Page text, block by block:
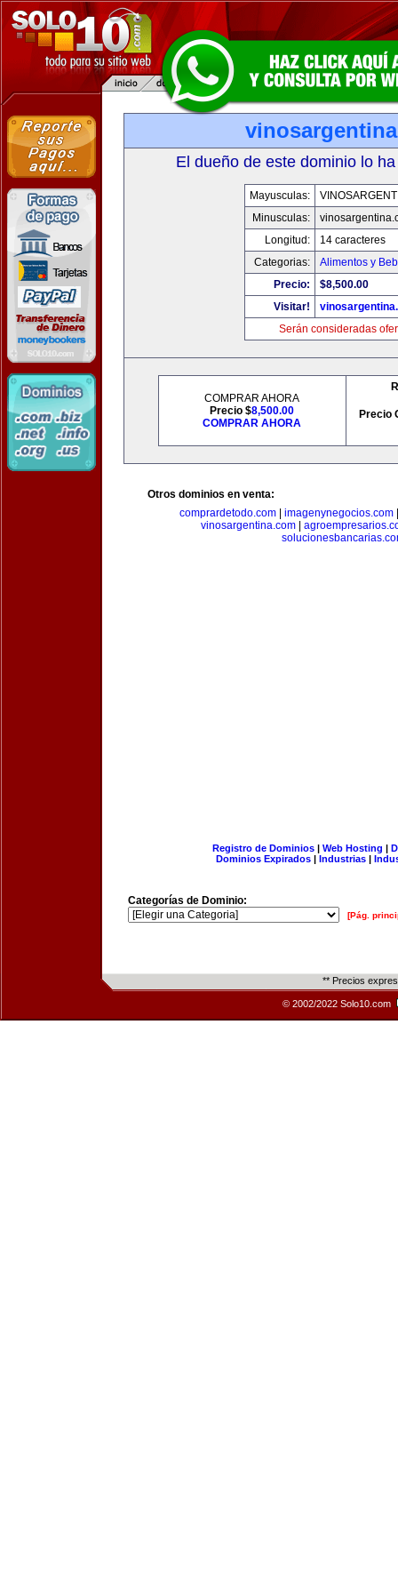
El dueño de este dominio lo
Mayusculas:
Minusculas:
Longitud:
14 caracteres
Categorias:
Alimentos y
Precio:
$8,500.00
Visitar!
Serán consideradas
COMPRAR AHORA
Precio $8,500.00
COMPRAR AHORA
Precio
Otros dominios en venta:
comprardetodo.com
imagenynegocios.com
vinosargentina.com|
Registro de Dominios| Web Hosting |
Dominios Expirados | Industrias |
Categorías de Dominio:
[Pág.
** Precios
© 2002/2022 Solo10.com